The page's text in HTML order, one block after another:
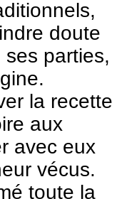
doute
parties,
la recette
aux
avec eux
vécus.
toute la